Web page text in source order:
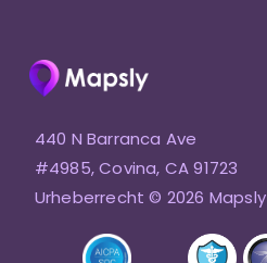
440 N Barranca Ave
#4985, Covina, CA 91723
Urheberrecht © 2026 Mapsly